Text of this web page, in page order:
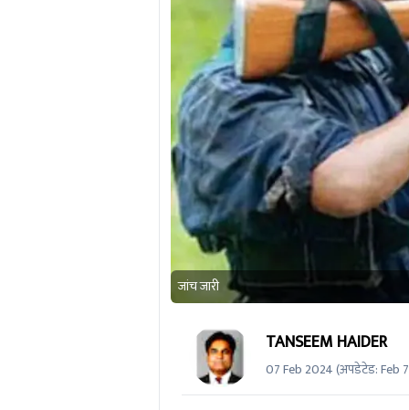
जांच जारी
TANSEEM HAIDER
07 Feb 2024(अपडेटेड:Feb